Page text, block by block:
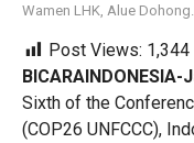
Wamen LHK, Alue
Post Views: 1,344
BICARAINDONESIA-
Sixth of the
(COP26 UNFCCC),